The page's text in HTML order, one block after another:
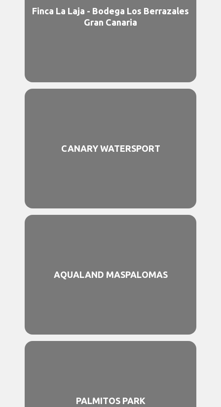
Finca La Laja - Bodega Los Berrazales
Gran Canaria
CANARY WATERSPORT
AQUALAND MASPALOMAS
PALMITOS PARK